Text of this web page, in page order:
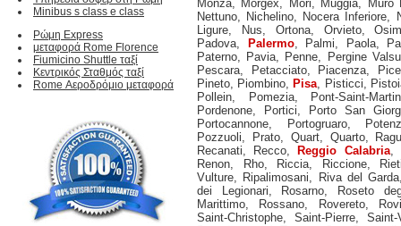
Monza, Morgex, Mori, Muggia,
Muro
Nettuno, Nichelino, Nocera Inferiore,
Ligure, Nus, Ortona, Orvieto,
Padova, Palermo, Palmi, Paola,
Paterno, Pavia, Penne,
Pergine
Pescara, Petacciato, Piacenza,
Pineto, Piombino, Pisa, Pisticci,
Pollein, Pomezia,
Pont-Saint-Martin
Pordenone, Portici,
Porto San
Portocannone, Portogruaro,
Pozzuoli, Prato, Quart, Quarto,
Recanati, Recco, Reggio Calabria,
Renon, Rho, Riccia, Riccione,
Vulture, Ripalimosani, Riva del Garda
dei Legionari, Rosarno,
Roseto
Marittimo, Rossano, Rovereto,
Saint-Christophe, Saint-Pierre, Saint-
Minibus s class e class
Ρώμη Express
μεταφορά Rome Florence
Fiumicino Shuttle ταξί
Κεντρικός Σταθμός ταξί
Rome Αεροδρόμιο μεταφορά